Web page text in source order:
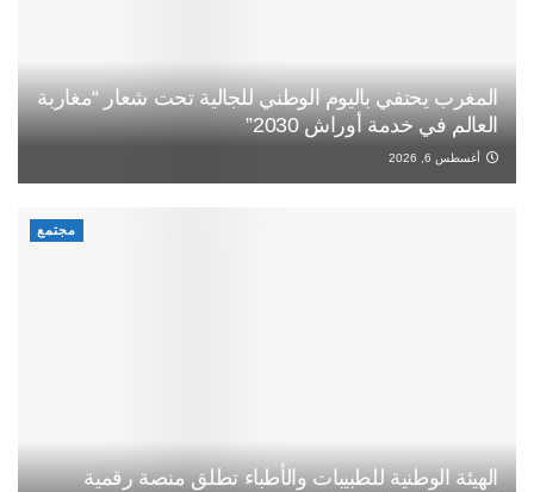
المغرب يحتفي باليوم الوطني للجالية تحت شعار “مغاربة
العالم في خدمة أوراش 2030”
أغسطس 6, 2026
مجتمع
الهيئة الوطنية للطبيبات والأطباء تطلق منصة رقمية